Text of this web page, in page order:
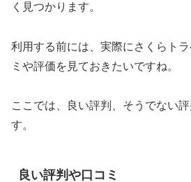
く見つかります。
利用する前には、実際にさくらト
ミや評価を見ておきたいですね。
ここでは、良い評判、そうでない
す。
良い評判や口コミ